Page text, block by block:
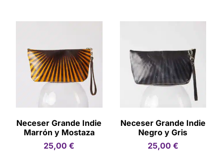
COMPRAR AHORA!
Neceser Grande Indie
Marrón y Mostaza
25,00€
Neceser Grande Indie
Negro y Gris
25,00 €